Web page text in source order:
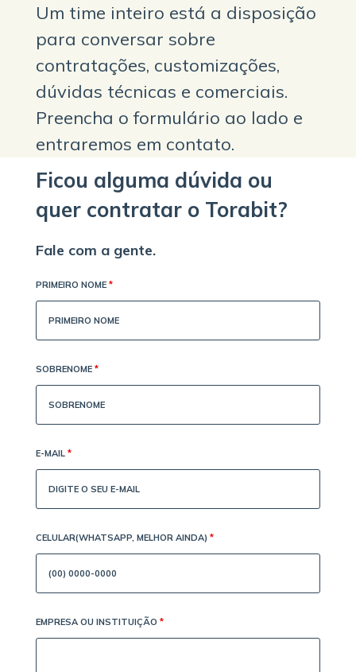
Um time inteiro está a disposição
para conversar sobre
contratações, customizações,
dúvidas técnicas e comerciais.
Preencha o formulário ao lado e
entraremos em contato.
Ficou alguma dúvida ou
quer contratar o Torabit?
Fale com a gente.
PRIMEIRO NOME *
SOBRENOME *
E-MAIL *
CELULAR(WHATSAPP, MELHOR AINDA) *
EMPRESA OU INSTITUIÇÃO *